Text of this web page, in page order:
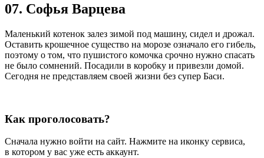
07. Софья Варцева
Маленький котенок залез зимой под машину, сидел и дрожал.
Оставить крошечное существо на морозе означало его гибель,
поэтому о том, что пушистого комочка срочно нужно спасать
не было сомнений. Посадили в коробку и привезли домой.
Сегодня не представляем своей жизни без супер Баси.
Как проголосовать?
Сначала нужно войти на сайт. Нажмите на иконку сервиса,
в котором у вас уже есть аккаунт.